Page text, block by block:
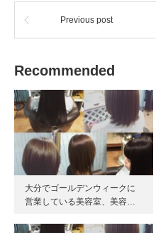
Previous post
Recommended
大分でゴールデンウィークに
営業している美容室、美容…